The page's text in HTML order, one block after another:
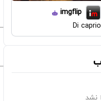
imgflip
Di caprio
نشد